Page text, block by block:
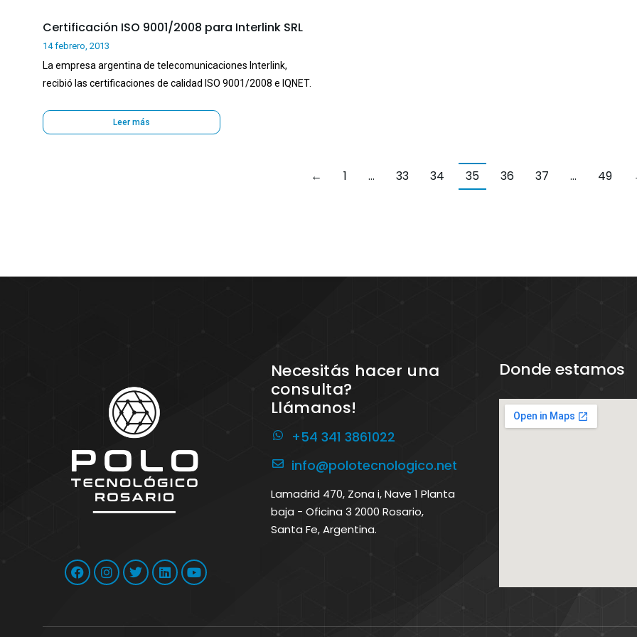
Certificación ISO 9001/2008 para Interlink SRL
14 febrero, 2013
La empresa argentina de telecomunicaciones Interlink,
recibió las certificaciones de calidad ISO 9001/2008 e IQNET.
Leer más
← 1 … 33 34 35 36 37 … 49
Necesitás hacer una
consulta?
Llámanos!
+54 341 3861022
info@polotecnologico.net
Lamadrid 470, Zona i, Nave 1 Planta
baja - Oficina 3 2000 Rosario,
Santa Fe, Argentina.
Donde estamos